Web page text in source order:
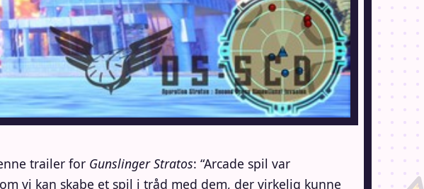
trailer for Gunslinger Stratos: “Arcade spil var
vi kan skabe et spil i tråd med dem, der virkelig kunne